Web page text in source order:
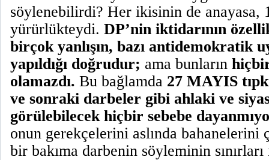
söylenebilirdi? Her ikisinin de anayasa,
yürürlükteydi. DP’nin iktidarının
birçok yanlışın, bazı antidemokratik
yapıldığı doğrudur; ama bunların
olamazdı. Bu bağlamda 27 MAYIS
ve sonraki darbeler gibi ahlaki ve
görülebilecek hiçbir sebebe
onun gerekçelerini aslında bahanelerini
bir bakıma darbenin söyleminin